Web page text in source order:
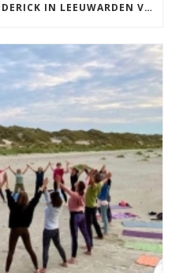
MANTRA ZINGEN MET DIEDERICK IN LEEUWARDEN VRIJDAG 12 JUNI KIRTAN